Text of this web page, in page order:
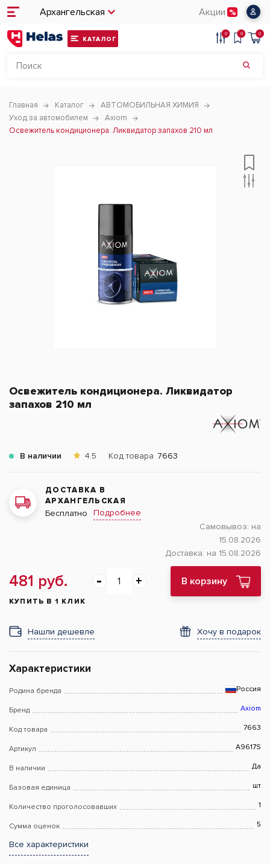
Архангельская Акции
КАТАЛОГ
0 0 0
Главная Каталог
АВТОМОБИЛЬНАЯ ХИМИЯ
Уход за автомобилем
Axiom
Освежитель кондиционера. Ликвидатор запахов 210 мл
Освежитель кондиционера. Ликвидатор
запахов 210 мл
В наличии 4.5 Код товара 7663
ДОСТАВКА В
АРХАНГЕЛЬСКАЯ
Бесплатно
Подробнее
Самовывоз: на
15.08.2026
Доставка: на 15.08.2026
481 руб. В корзину
КУПИТЬ В 1 КЛИК
Нашли дешевле Хочу в подарок
Характеристики
Родина бренда Россия
Бренд Axiom
Код товара 7663
Артикул A9617S
В наличии Да
Базовая единица шт
Количество проголосовавших 1
Сумма оценок 5
Все характеристики